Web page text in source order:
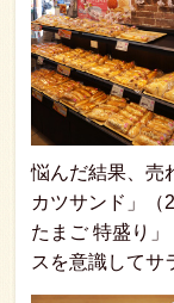
悩んだ結果、売
カツサンド」（
たまご 特盛り
スを意識してサ